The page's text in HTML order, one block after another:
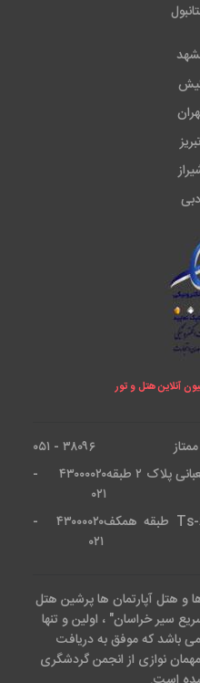
آنلاین هتل و تور
۳۸۰۹۶ - ۰۵۱
تهران - خیابان قیطریه بن بست شعبانی پلاک ۲ طبقه
۴۳۰۰۰۰۲۰ -
۰۲۱
کیش - فاز 7 صدف - پلاک Ts-67 طبقه همکف
۴۳۰۰۰۰۲۰ -
۰۲۱
و هتل آپارتمان ها پرشین هتل
سیر خراسان" ، اولین و تنها
باشد که موفق به دریافت
نوازی از انجمن گردشگری